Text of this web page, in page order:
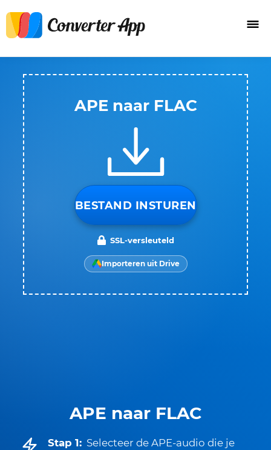
APE naar FLAC
Stap 1: Selecteer de APE-audio die je
APE naar FLAC
BESTAND INSTUREN
SSL-versleuteld
Importeren uit Drive